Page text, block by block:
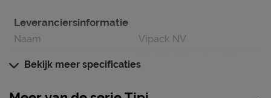
Leveranciersinformatie
Naam Vipack NV
Locatie
Emailadres
sales@vipack.be
Bekijk meer specificaties